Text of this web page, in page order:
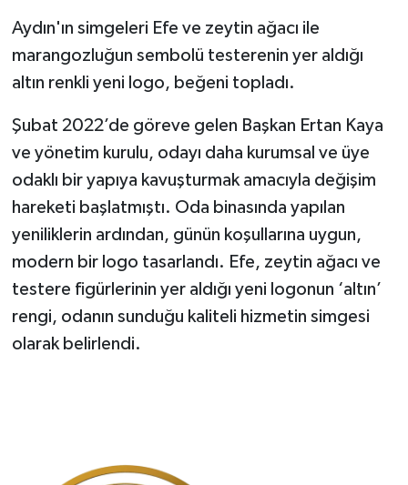
Aydın'ın simgeleri Efe ve zeytin ağacı ile
marangozluğun sembolü testerenin yer aldığı
altın renkli yeni logo, beğeni topladı.
Şubat 2022’de göreve gelen Başkan Ertan Kaya
ve yönetim kurulu, odayı daha kurumsal ve üye
odaklı bir yapıya kavuşturmak amacıyla değişim
hareketi başlatmıştı. Oda binasında yapılan
yeniliklerin ardından, günün koşullarına uygun,
modern bir logo tasarlandı. Efe, zeytin ağacı ve
testere figürlerinin yer aldığı yeni logonun ‘altın’
rengi, odanın sunduğu kaliteli hizmetin simgesi
olarak belirlendi.